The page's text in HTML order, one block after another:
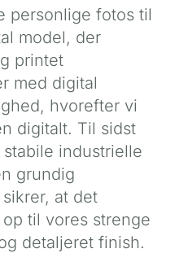
personlige fotos til
model, der
printet
med digital
hvorefter vi
digitalt. Til sidst
industrielle
grundig
at det
til vores strenge
detaljeret finish.